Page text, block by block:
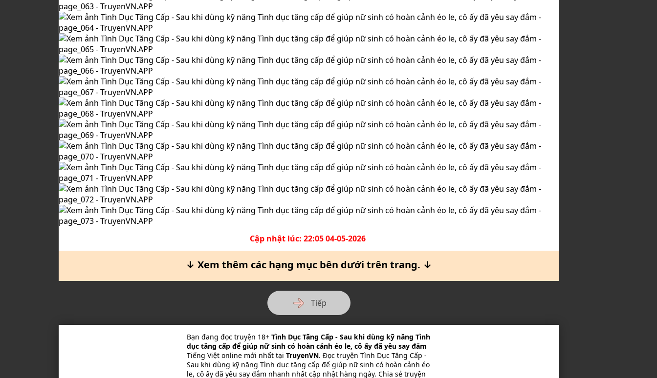
Cập nhật lúc: 22:05 04-05-2026
↓ Xem thêm các hạng mục bên dưới trên trang. ↓
Tiếp
Bạn đang đọc truyện 18+ Tình Dục Tăng Cấp - Sau khi dùng kỹ năng Tình
dục tăng cấp để giúp nữ sinh có hoàn cảnh éo le, cô ấy đã yêu say đắm
Tiếng Việt online mới nhất tại TruyenVN. Đọc truyện Tình Dục Tăng Cấp -
Sau khi dùng kỹ năng Tình dục tăng cấp để giúp nữ sinh có hoàn cảnh éo
le, cô ấy đã yêu say đắm nhanh nhất cập nhật hàng ngày. Chia sẻ truyện